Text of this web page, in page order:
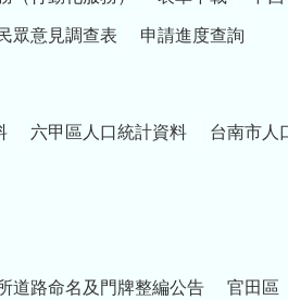
眾意見調查表 申請進度查詢
六甲區人口統計資料 台南市人
道路命名及門牌整編公告 官田區